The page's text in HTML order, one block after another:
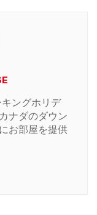
ングホリデ
ナダのダウン
お部屋を提供